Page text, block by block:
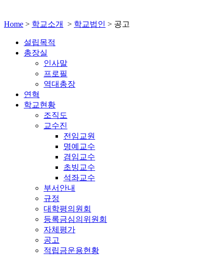
Home > 학교소개 > 학교법인 > 공고
설립목적
총장실
인사말
프로필
역대총장
연혁
학교현황
조직도
교수진
전임교원
명예교수
겸임교수
초빙교수
석좌교수
부서안내
규정
대학평의원회
등록금심의위원회
자체평가
공고
적립금운용현황